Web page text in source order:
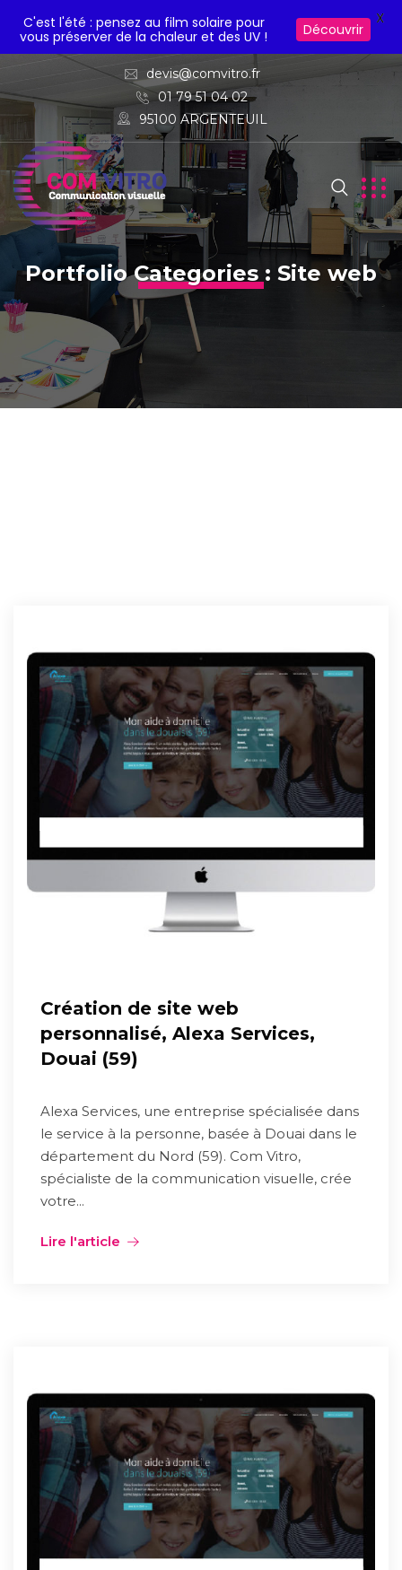
devis@comvitro.fr
01 79 51 04 02
95100 ARGENTEUIL
Portfolio Categories : Site web
Création de site web
personnalisé, Alexa Services,
Douai (59)
Alexa Services, une entreprise spécialisée dans
le service à la personne, basée à Douai dans le
département du Nord (59). Com Vitro,
spécialiste de la communication visuelle, crée
votre...
Lire l'article
C'est l'été : pensez au film solaire pour
vous préserver de la chaleur et des UV !
Découvrir
X